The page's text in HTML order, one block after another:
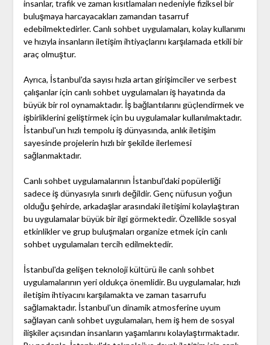
insanlar, trafik ve zaman kısıtlamaları nedeniyle fiziksel bir
buluşmaya harcayacakları zamandan tasarruf
edebilmektedirler. Canlı sohbet uygulamaları, kolay kullanımı
ve hızıyla insanların iletişim ihtiyaçlarını karşılamada etkili bir
araç olmuştur.
Ayrıca, İstanbul'da sayısı hızla artan girişimciler ve serbest
çalışanlar için canlı sohbet uygulamaları iş hayatında da
büyük bir rol oynamaktadır. İş bağlantılarını güçlendirmek ve
işbirliklerini geliştirmek için bu uygulamalar kullanılmaktadır.
İstanbul'un hızlı tempolu iş dünyasında, anlık iletişim
sayesinde projelerin hızlı bir şekilde ilerlemesi
sağlanmaktadır.
Canlı sohbet uygulamalarının İstanbul'daki popülerliği
sadece iş dünyasıyla sınırlı değildir. Genç nüfusun yoğun
olduğu şehirde, arkadaşlar arasındaki iletişimi kolaylaştıran
bu uygulamalar büyük bir ilgi görmektedir. Özellikle sosyal
etkinlikler ve grup buluşmaları organize etmek için canlı
sohbet uygulamaları tercih edilmektedir.
İstanbul'da gelişen teknoloji kültürü ile canlı sohbet
uygulamalarının yeri oldukça önemlidir. Bu uygulamalar, hızlı
iletişim ihtiyacını karşılamakta ve zaman tasarrufu
sağlamaktadır. İstanbul'un dinamik atmosferine uyum
sağlayan canlı sohbet uygulamaları, hem iş hem de sosyal
ilişkiler açısından insanların yaşamlarını kolaylaştırmaktadır.